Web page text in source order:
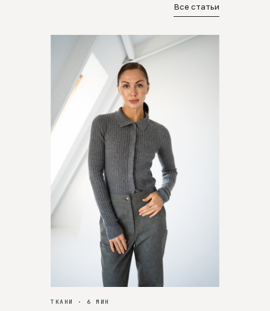
Все статьи
ТКАНИ · 6 МИН